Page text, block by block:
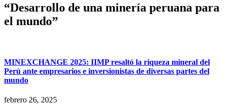
“Desarrollo de una minería peruana para
el mundo”
MINEXCHANGE 2025: IIMP resaltó la riqueza mineral del
Perú ante empresarios e inversionistas de diversas partes del
mundo
febrero 26, 2025